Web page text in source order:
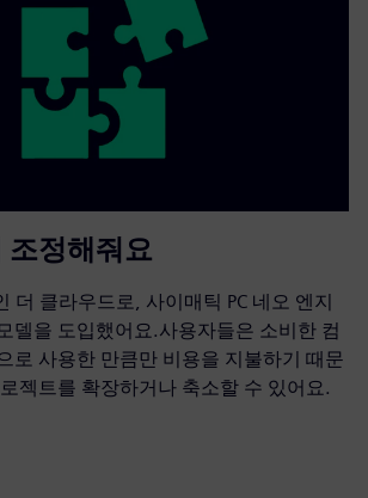
조정해줘요
더 클라우드로, 사이매틱 PC 네오 엔지
델을 도입했어요.사용자들은 소비한 컴
로 사용한 만큼만 비용을 지불하기 때문
젝트를 확장하거나 축소할 수 있어요.